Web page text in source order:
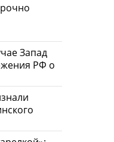
Запад
РФ о